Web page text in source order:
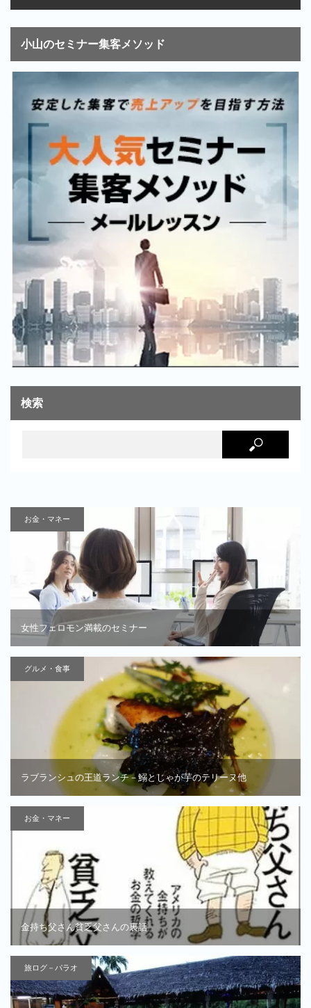
小山のセミナー集客メソッド
検索
お金・マネー
女性フェロモン満載のセミナー
グルメ・食事
ラブランシュの王道ランチ－鰯とじゃが芋のテリーヌ他
お金・マネー
金持ち父さん貧乏父さんの裏話
旅ログ－パラオ